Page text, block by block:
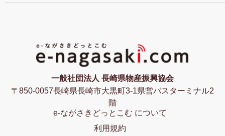
一般社団法人 長崎県物産振興協会
〒850-0057長崎県長崎市大黒町3-1県営バスターミナル2
階
e-ながさきどっとこむ について
利用規約